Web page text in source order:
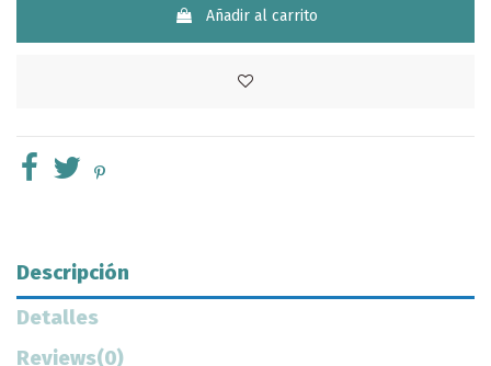
Añadir al carrito
Descripción
Detalles
Reviews(0)